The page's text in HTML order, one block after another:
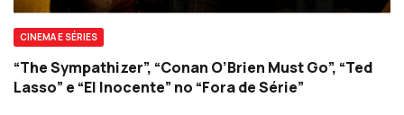
CINEMA E SÉRIES
“The Sympathizer”, “Conan O’Brien Must Go”, “Ted
Lasso” e “El Inocente” no “Fora de Série”